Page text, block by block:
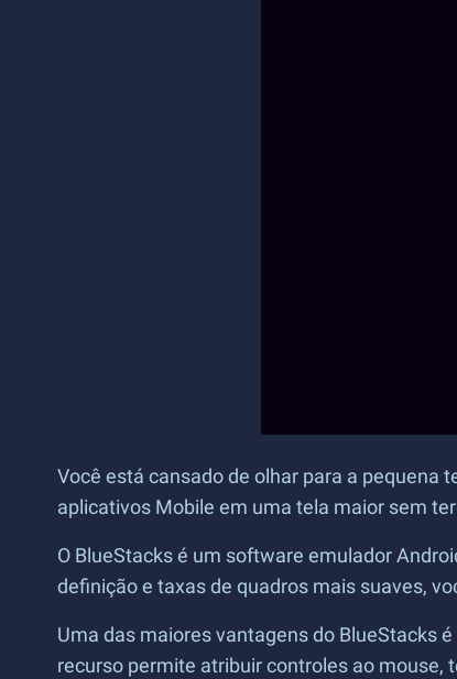
Você está cansado de olhar para a pequena
aplicativos Mobile em uma tela maior sem
O BlueStacks é um software emulador
definição e taxas de quadros mais suaves,
Uma das maiores vantagens do BlueStacks
recurso permite atribuir controles ao mouse,